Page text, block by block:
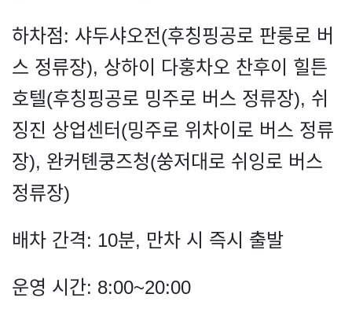
하차점: 샤두샤오전(후칭핑공로 판룽로 버
스 정류장), 상하이 다훙차오 찬후이 힐튼
호텔(후칭핑공로 밍주로 버스 정류장), 쉬
징진 상업센터(밍주로 위차이로 버스 정류
장), 완커톈쿵즈청(쑹저대로 쉬잉로 버스
정류장)
배차 간격: 10분, 만차 시 즉시 출발
운영 시간: 8:00~20:00